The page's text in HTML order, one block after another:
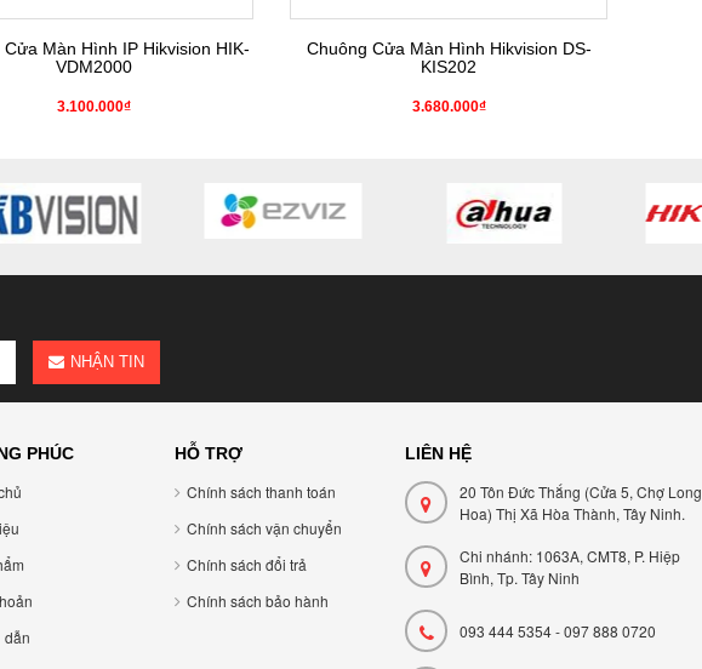
Màn Hình IP Hikvision HIK-
VDM2000
3.100.000₫
Chuông Cửa Màn Hình Hikvision DS-
KIS202
3.680.000₫
NHẬN TIN
PHÚC
dẫn
HỖ TRỢ
Chính sách thanh toán
Chính sách vận chuyển
Chính sách đổi trả
Chính sách bảo hành
LIÊN HỆ
20 Tôn Đức Thắng (Cửa 5, Chợ Long
Hoa) Thị Xã Hòa Thành, Tây Ninh.
Chi nhánh: 1063A, CMT8, P. Hiệp
Bình, Tp. Tây Ninh
093 444 5354 - 097 888 0720